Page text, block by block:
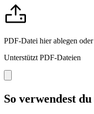
PDF-Datei hier ablegen
Unterstützt PDF-Dateien
So verwendest